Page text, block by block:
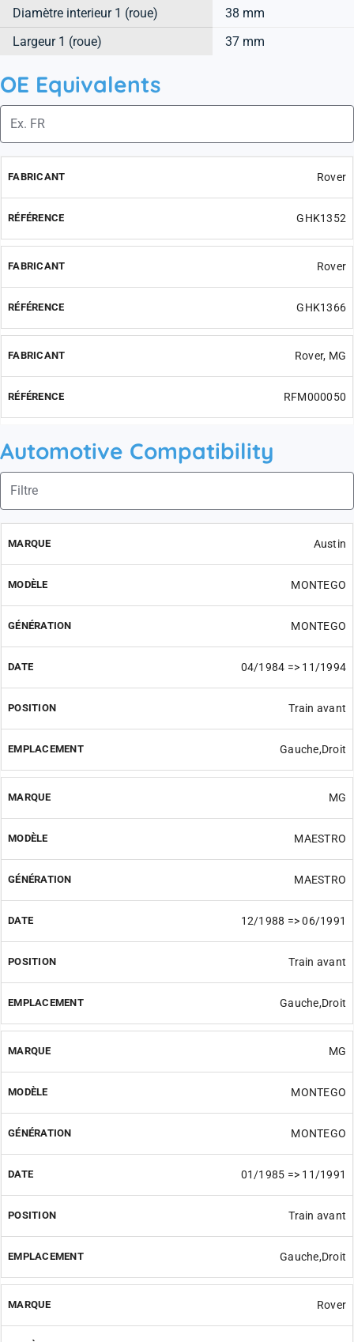
Diamètre interieur 1 (roue)
38 mm
Largeur 1 (roue)
37 mm
OE Equivalents
Rover
GHK1352
Rover
GHK1366
Rover, MG
RFM000050
Automotive Compatibility
Austin
MONTEGO
MONTEGO
04/1984 => 11/1994
Train avant
Gauche,Droit
MG
MAESTRO
MAESTRO
12/1988 => 06/1991
Train avant
Gauche,Droit
MG
MONTEGO
MONTEGO
01/1985 => 11/1991
Train avant
Gauche,Droit
Rover